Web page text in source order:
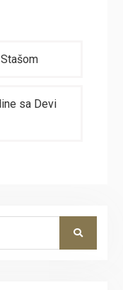
sa Devi